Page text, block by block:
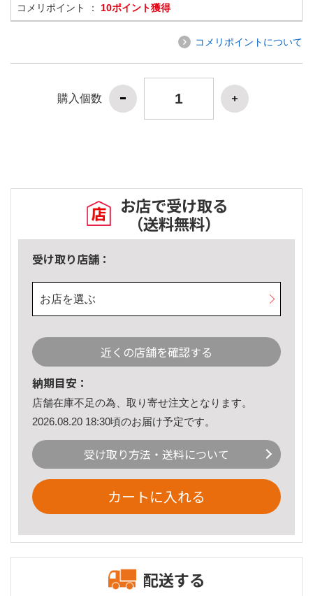
コメリポイント ： 10ポイント獲得
コメリポイントについて
購入個数
お店で受け取る
（送料無料）
受け取り店舗：
お店を選ぶ
近くの店舗を確認する
納期目安：
店舗在庫不足の為、取り寄せ注文となります。
2026.08.20 18:30頃のお届け予定です。
受け取り方法・送料について
カートに入れる
配送する